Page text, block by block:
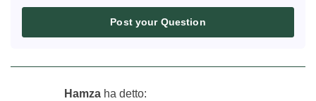
Post your Question
Hamza ha detto: